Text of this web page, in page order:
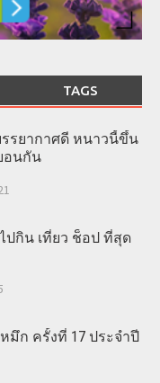
TAGS
รรยากาศดี หนาวนี้ขึ้น
อนกัน
ปกิน เที่ยว ช็อป ที่สุด
ก ครั้งที่ 17 ประจำปี